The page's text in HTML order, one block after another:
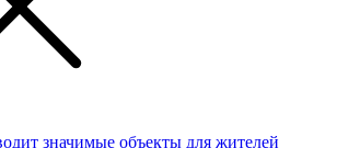
значимые объекты для жителей